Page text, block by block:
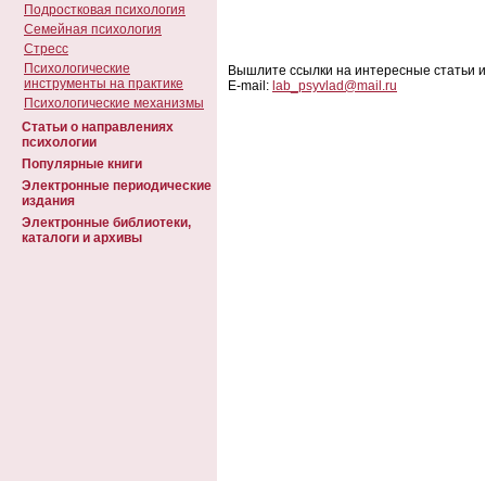
Подростковая психология
Семейная психология
Стресс
Психологические
инструменты на практике
Психологические механизмы
Статьи о направлениях
психологии
Популярные книги
Электронные периодические
издания
Электронные библиотеки,
каталоги и архивы
Вышлите ссылки на интересные статьи
E-mail: lab_psyvlad@mail.ru